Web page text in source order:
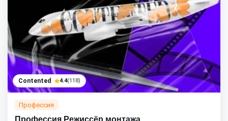
Contented 4.4(118)
Профессия